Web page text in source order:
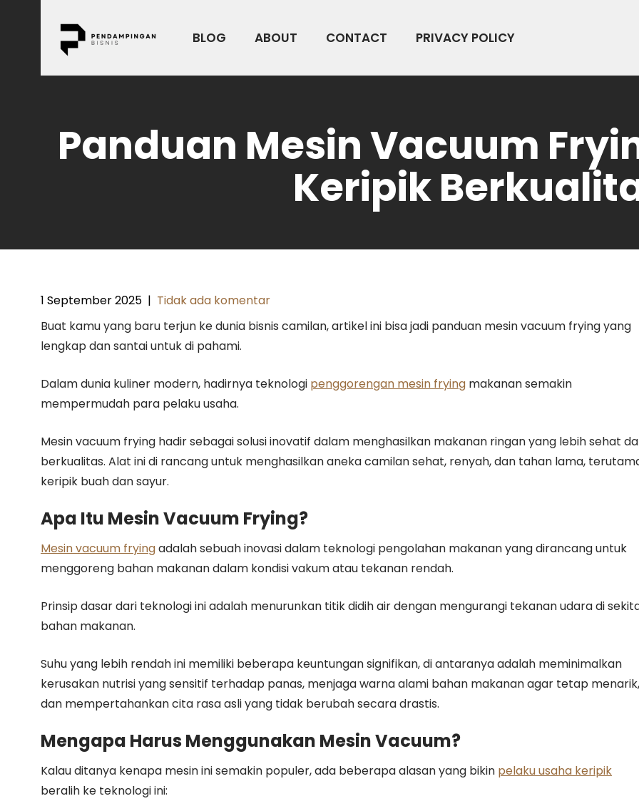
BLOG ABOUT CONTACT PRIVACY POLICY
Panduan Mesin Vacuum
Keripik
1 September 2025 | Tidak ada komentar
Buat kamu yang baru terjun ke dunia bisnis camilan, artikel ini bisa jadi panduan mesin vacuum frying yang
lengkap dan santai untuk di pahami.
Dalam dunia kuliner modern, hadirnya teknologi penggorengan mesin frying makanan semakin
mempermudah para pelaku usaha.
Mesin vacuum frying hadir sebagai solusi inovatif dalam menghasilkan makanan ringan yang lebih sehat
berkualitas. Alat ini di rancang untuk menghasilkan aneka camilan sehat, renyah, dan tahan lama,
keripik buah dan sayur.
Apa Itu Mesin Vacuum Frying?
Mesin vacuum fryingadalah sebuah inovasi dalam teknologi pengolahan makanan yang dirancang untuk
menggoreng bahan makanan dalam kondisi vakum atau tekanan rendah.
Prinsip dasar dari teknologi ini adalah menurunkan titik didih air dengan mengurangi tekanan udara di
bahan makanan.
Suhu yang lebih rendah ini memiliki beberapa keuntungan signifikan, di antaranya adalah meminimalkan
kerusakan nutrisi yang sensitif terhadap panas, menjaga warna alami bahan makanan agar tetap menarik,
dan mempertahankan cita rasa asli yang tidak berubah secara drastis.
Mengapa Harus Menggunakan Mesin Vacuum?
Kalau ditanya kenapa mesin ini semakin populer, ada beberapa alasan yang bikin pelaku usaha keripik
beralih ke teknologi ini: